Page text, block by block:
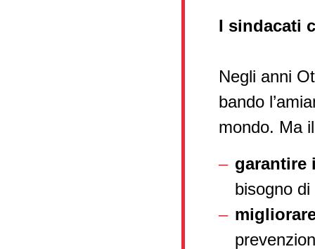
I sindacati
Negli anni
bando
mondo. Ma
garantire
bisogno